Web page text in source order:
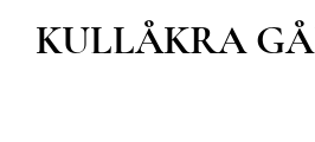
HoppaKULLÅKRA